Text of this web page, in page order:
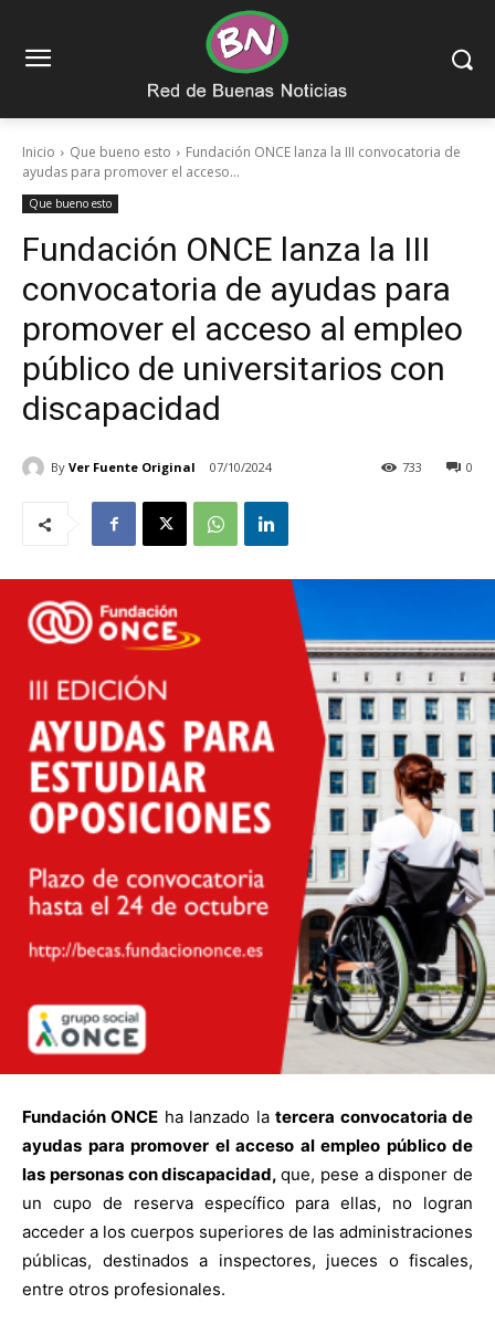
Inicio Que bueno esto
Fundación ONCE lanza la III convocatoria de
ayudas para promover el acceso...
Que bueno esto
Fundación ONCE lanza la III
convocatoria de ayudas para
promover el acceso al empleo
público de universitarios con
discapacidad
By Ver Fuente Original 07/10/2024 0
733
Fundación ONCE ha lanzado latercera convocatoria de
ayudas para promover el acceso al empleo público de
las personas con discapacidad, que, pese a disponer de
un cupo de reserva específico para ellas, no logran
acceder a los cuerpos superiores de las administraciones
públicas, destinados a inspectores, jueces o fiscales,
entre otros profesionales.